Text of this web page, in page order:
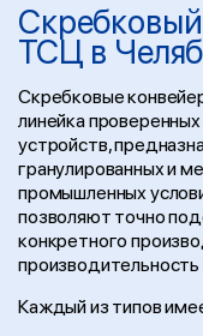
ТСЦ в
Скребковые
линейка
устройств,
гранулированных и
промышленных
позволяют точно
конкретного
Каждый из типов